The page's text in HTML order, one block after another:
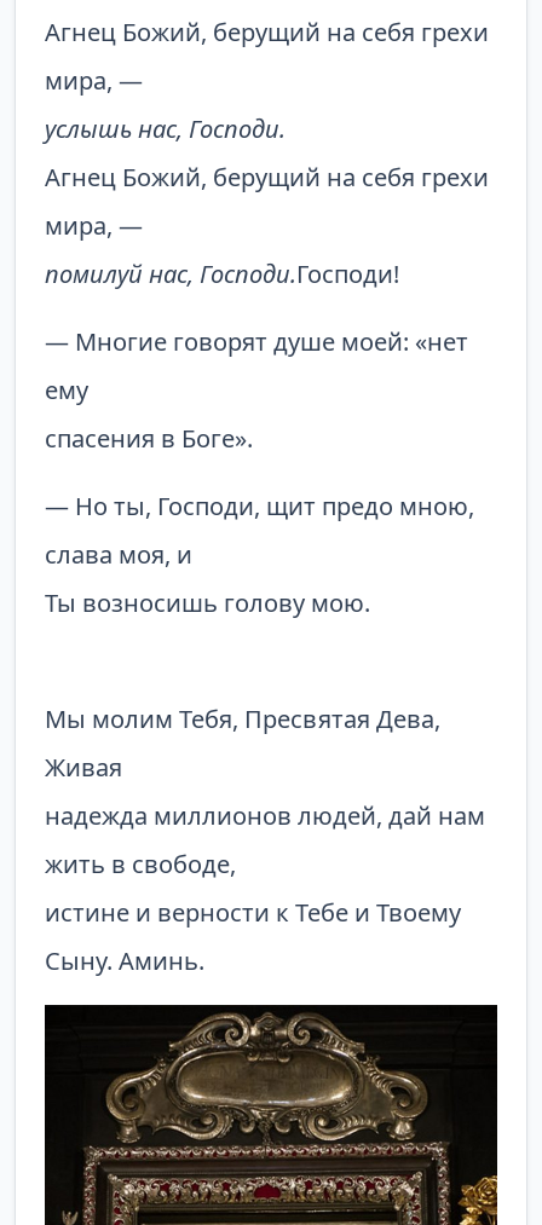
Агнец Божий, берущий на себя грехи
мира, —
услышь нас, Господи.
Агнец Божий, берущий на себя грехи
мира, —
помилуй нас, Господи.Господи!
— Многие говорят душе моей: «нет
ему
спасения в Боге».
— Но ты, Господи, щит предо мною,
слава моя, и
Ты возносишь голову мою.
Мы молим Тебя, Пресвятая Дева,
Живая
надежда миллионов людей, дай нам
жить в свободе,
истине и верности к Тебе и Твоему
Сыну. Аминь.